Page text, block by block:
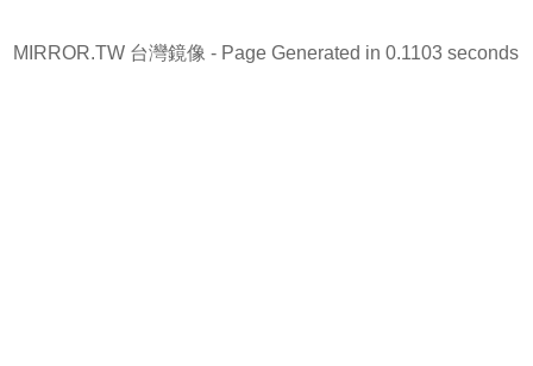
MIRROR.TW 台灣鏡像 - Page Generated in 0.1103 seconds